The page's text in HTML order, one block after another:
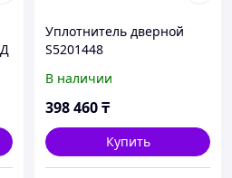
Уплотнитель дверной
S5201448
В наличии
398 460₸
Купить